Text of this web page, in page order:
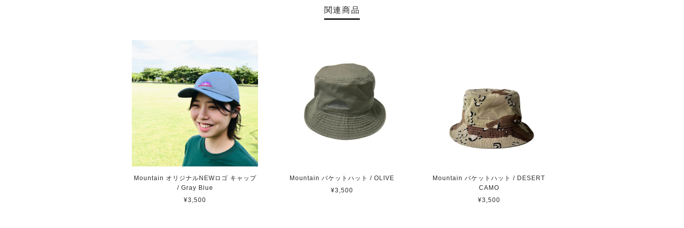
関連商品
Mountain オリジナルNEWロゴ キャップ
/ Gray Blue
¥3,500
Mountain バケットハット / OLIVE
¥3,500
Mountain バケットハット / DESERT
CAMO
¥3,500